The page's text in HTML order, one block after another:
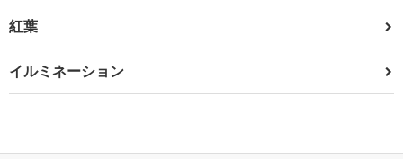
紅葉
イルミネーション